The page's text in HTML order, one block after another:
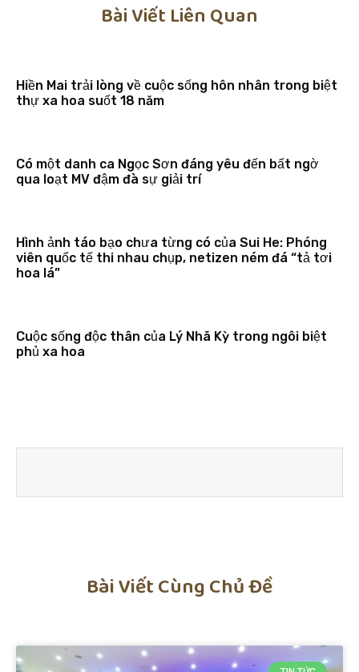
Bài Viết Liên Quan
Hiền Mai trải lòng về cuộc sống hôn nhân trong biệt
thự xa hoa suốt 18 năm
Có một danh ca Ngọc Sơn đáng yêu đến bất ngờ
qua loạt MV đậm đà sự giải trí
Hình ảnh táo bạo chưa từng có của Sui He: Phóng
viên quốc tế thi nhau chụp, netizen ném đá “tả tơi
hoa lá”
Cuộc sống độc thân của Lý Nhã Kỳ trong ngôi biệt
phủ xa hoa
Bài Viết Cùng Chủ Đề